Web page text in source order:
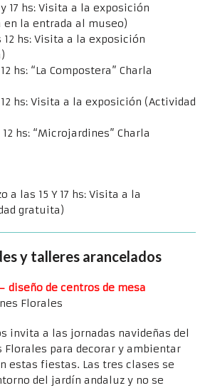
17 hs: Visita a la exposición
la entrada al museo)
hs: Visita a la exposición
hs: “La Compostera” Charla
hs: Visita a la exposición (Actividad
hs: “Microjardines” Charla
a las 15 Y 17 hs: Visita a la
gratuita)
y talleres arancelados
diseño de centros de mesa
Florales
invita a las jornadas navideñas del
Florales para decorar y ambientar
estas fiestas. Las tres clases se
del jardín andaluz y no se